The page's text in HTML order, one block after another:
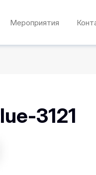
Мероприятия
3121